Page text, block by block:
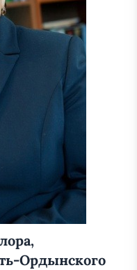
Ордынского